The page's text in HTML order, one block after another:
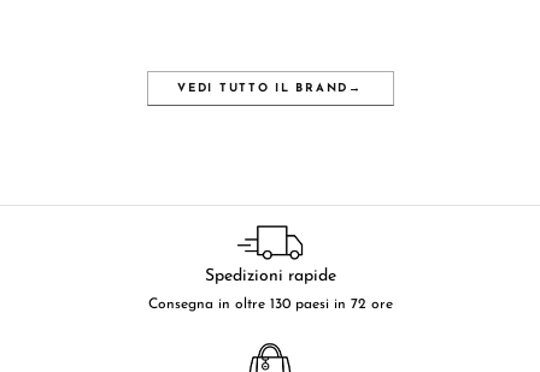
VEDI TUTTO IL BRAND →
Spedizioni rapide
Consegna in oltre 130 paesi in 72 ore